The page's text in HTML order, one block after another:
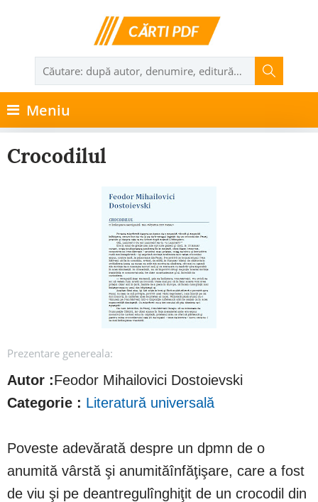
Meniu
Crocodilul
Prezentare genereala:
Autor :Feodor Mihailovici Dostoievski
Categorie : Literatură universală
Poveste adevărată despre un dpmn de o
anumită vârstă şi anumităînfăţişare, care a fost
de viu şi pe deantregulînghiţit de un crocodil din